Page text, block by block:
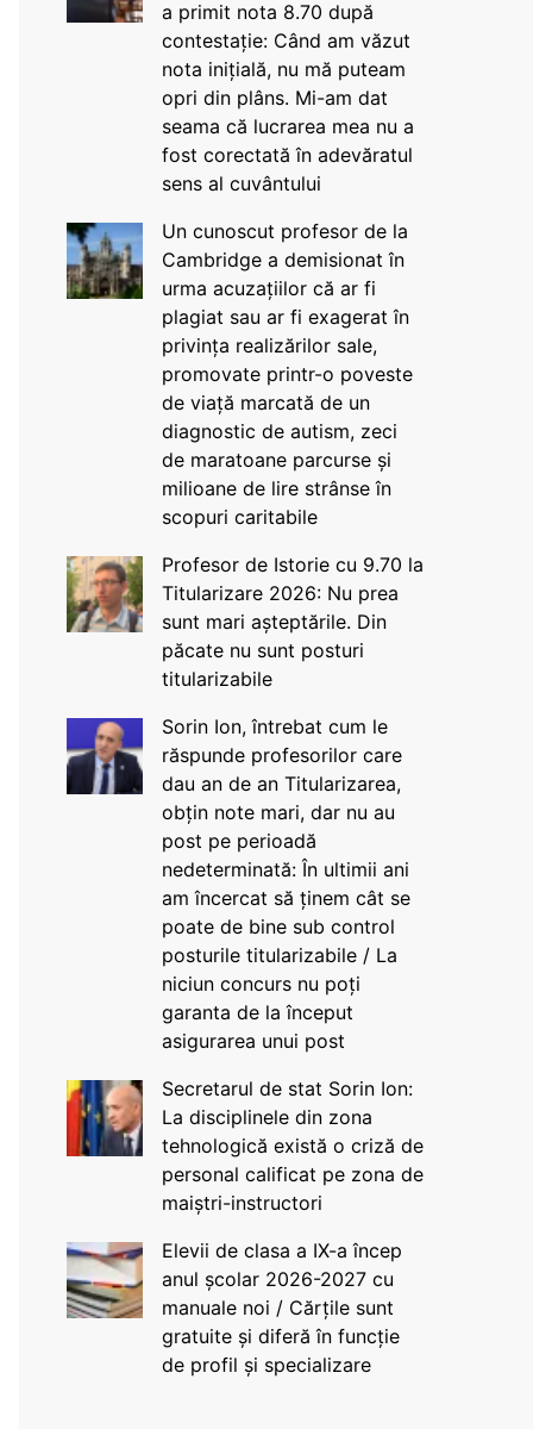
a primit nota 8.70 după
contestație: Când am văzut
nota inițială, nu mă puteam
opri din plâns. Mi-am dat
seama că lucrarea mea nu a
fost corectată în adevăratul
sens al cuvântului
Un cunoscut profesor de la
Cambridge a demisionat în
urma acuzațiilor că ar fi
plagiat sau ar fi exagerat în
privința realizărilor sale,
promovate printr-o poveste
de viață marcată de un
diagnostic de autism, zeci
de maratoane parcurse și
milioane de lire strânse în
scopuri caritabile
Profesor de Istorie cu 9.70 la
Titularizare 2026: Nu prea
sunt mari așteptările. Din
păcate nu sunt posturi
titularizabile
Sorin Ion, întrebat cum le
răspunde profesorilor care
dau an de an Titularizarea,
obțin note mari, dar nu au
post pe perioadă
nedeterminată: În ultimii ani
am încercat să ținem cât se
poate de bine sub control
posturile titularizabile / La
niciun concurs nu poți
garanta de la început
asigurarea unui post
Secretarul de stat Sorin Ion:
La disciplinele din zona
tehnologică există o criză de
personal calificat pe zona de
maiștri-instructori
Elevii de clasa a IX-a încep
anul școlar 2026-2027 cu
manuale noi / Cărțile sunt
gratuite și diferă în funcție
de profil și specializare